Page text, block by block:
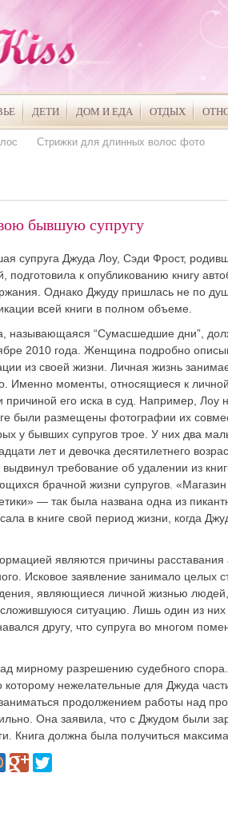
ДЕТИ ДОМ И ЕДА ОТДЫХ
Стрижки для длинных волос фото
бывшую супругу
супруга Джуда Лоу, Сэди Фрост,
подготовила к опубликованию книгу
Однако Джуду пришлась не по
всей книги в полном объеме.
называющаяся “Сумасшедшие дни”,
2010 года. Женщина подробно
из своей жизни. Личная жизнь
Именно моменты, относящиеся к
причиной его иска в суд. Например, Лоу
были размещены фотографии их
у бывших супругов трое. У них два
лет и девочка десятилетнего
требование об удалении из
брачной жизни супругов.
— так была названа одна из
в книге свой период жизни, когда
являются причины расставания
Исковое заявление занимало целых
являющиеся личной жизнью
ситуацию. Лишь один из них
другу, что супруга во многом
мирному разрешению судебного
нежелательные для Джуда
продолжением работы над
Она заявила, что с Джудом были
Книга должна была получиться